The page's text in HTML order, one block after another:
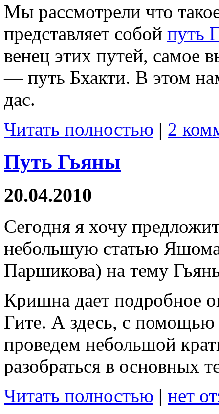
Мы рассмотрели что
представляет собой путь
венец этих путей, самое
— путь Бхакти. В этом
дас.
Читать полностью | 2
Путь Гьяны
20.04.2010
Сегодня я хочу
небольшую статью
Паршикова) на тему
Кришна дает подробное
Гите. А здесь, с
проведем небольшой
разобраться в основных
Читать полностью | нет